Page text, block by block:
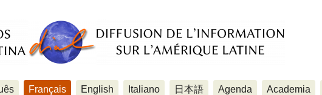
Français English Italiano 日本語 Agenda Academia